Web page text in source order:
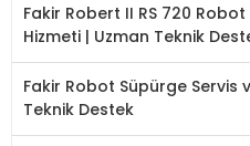
Fakir Robert II RS 720
Hizmeti | Uzman Teknik
Fakir Robot Süpürge Servis
Teknik Destek